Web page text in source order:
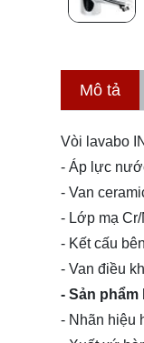
Mô tả
Vòi lavabo
- Áp lực
- Van
- Lớp mạ
- Kết cấu
- Van điều
- Sản
- Nhãn hiệu